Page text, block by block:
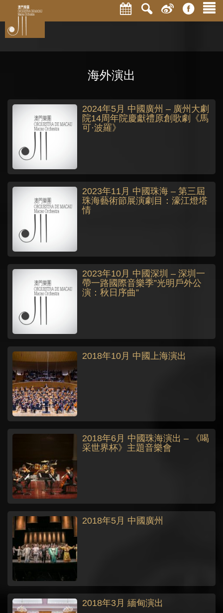
海外演出
2024年5月 中國廣州 – 廣州大劇
院14周年院慶獻禮原創歌劇《馬
可·波羅》
2023年11月 中國珠海 – 第三屆
珠海藝術節展演劇目：濠江燈塔
情
2023年10月 中國深圳 – 深圳一
帶一路國際音樂季”光明戶外公
演：秋日序曲”
2018年10月 中國上海演出
2018年6月 中國珠海演出 – 《喝
采世界杯》主題音樂會
2018年5月 中國廣州
2018年3月 緬甸演出